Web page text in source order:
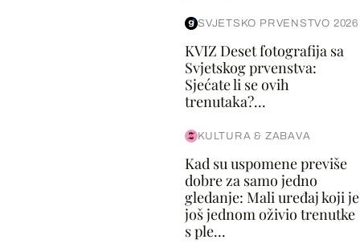
SVJETSKO PRVENSTVO 2026
KVIZ Deset fotografija sa
Svjetskog prvenstva:
Sjećate li se ovih
trenutaka?...
KULTURA & ZABAVA
Kad su uspomene previše
dobre za samo jedno
gledanje: Mali uređaj koji je
još jednom oživio trenutke
s ple...